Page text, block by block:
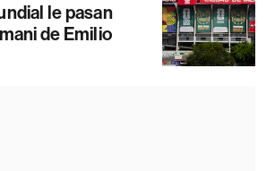
le pasan
de Emilio